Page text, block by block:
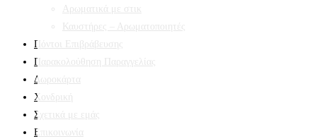
Αρωματικά με στικ
Καυστήρες – Αρωματοποιητές
Πόντοι Επιβράβευσης
Παρακολούθηση Παραγγελίας
Δωροκάρτα
Χονδρική
Σχετικά με εμάς
Επικοινωνία